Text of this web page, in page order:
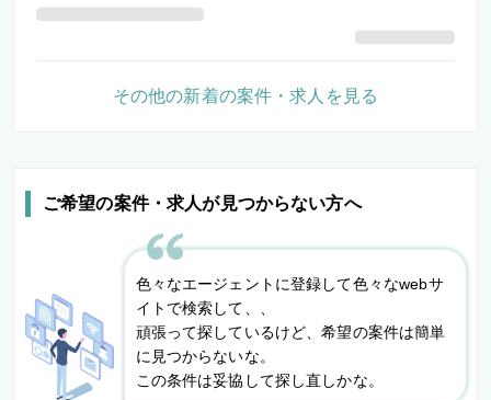
ご希望の案件・求人が見つからない方へ
色々なエージェントに登録して色々なwebサ
イトで検索して、、
頑張って探しているけど、希望の案件は簡単
に見つからないな。
この条件は妥協して探し直しかな。
その他の新着の案件・求人を見る